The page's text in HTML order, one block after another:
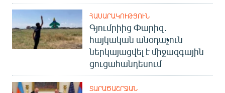
«Ազատության» բոլոր կայքերը
ՀԱՍԱՐԱԿՈՒԹՅՈՒՆ
Գյումրիից Փարիզ․
հայկական անօդաչուն
ներկայացվել է միջազգային
ցուցահանդեսում
ՏԱՐԱԾԱՇՐՋԱՆ